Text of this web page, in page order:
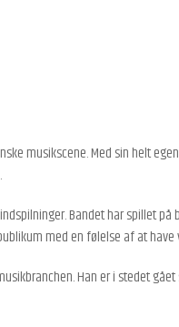
musikscene. Med sin helt
Bandet har spillet
med en følelse af at
Han er i stedet